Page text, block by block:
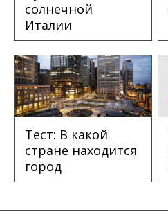
солнечной
Италии
Тест: В какой
стране находится
город